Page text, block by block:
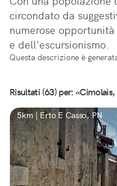
circondato da
numerose
e dell'escursionismo.
Questa descrizione è
Risultati (63) per:
5km | Erto E Casso, PN